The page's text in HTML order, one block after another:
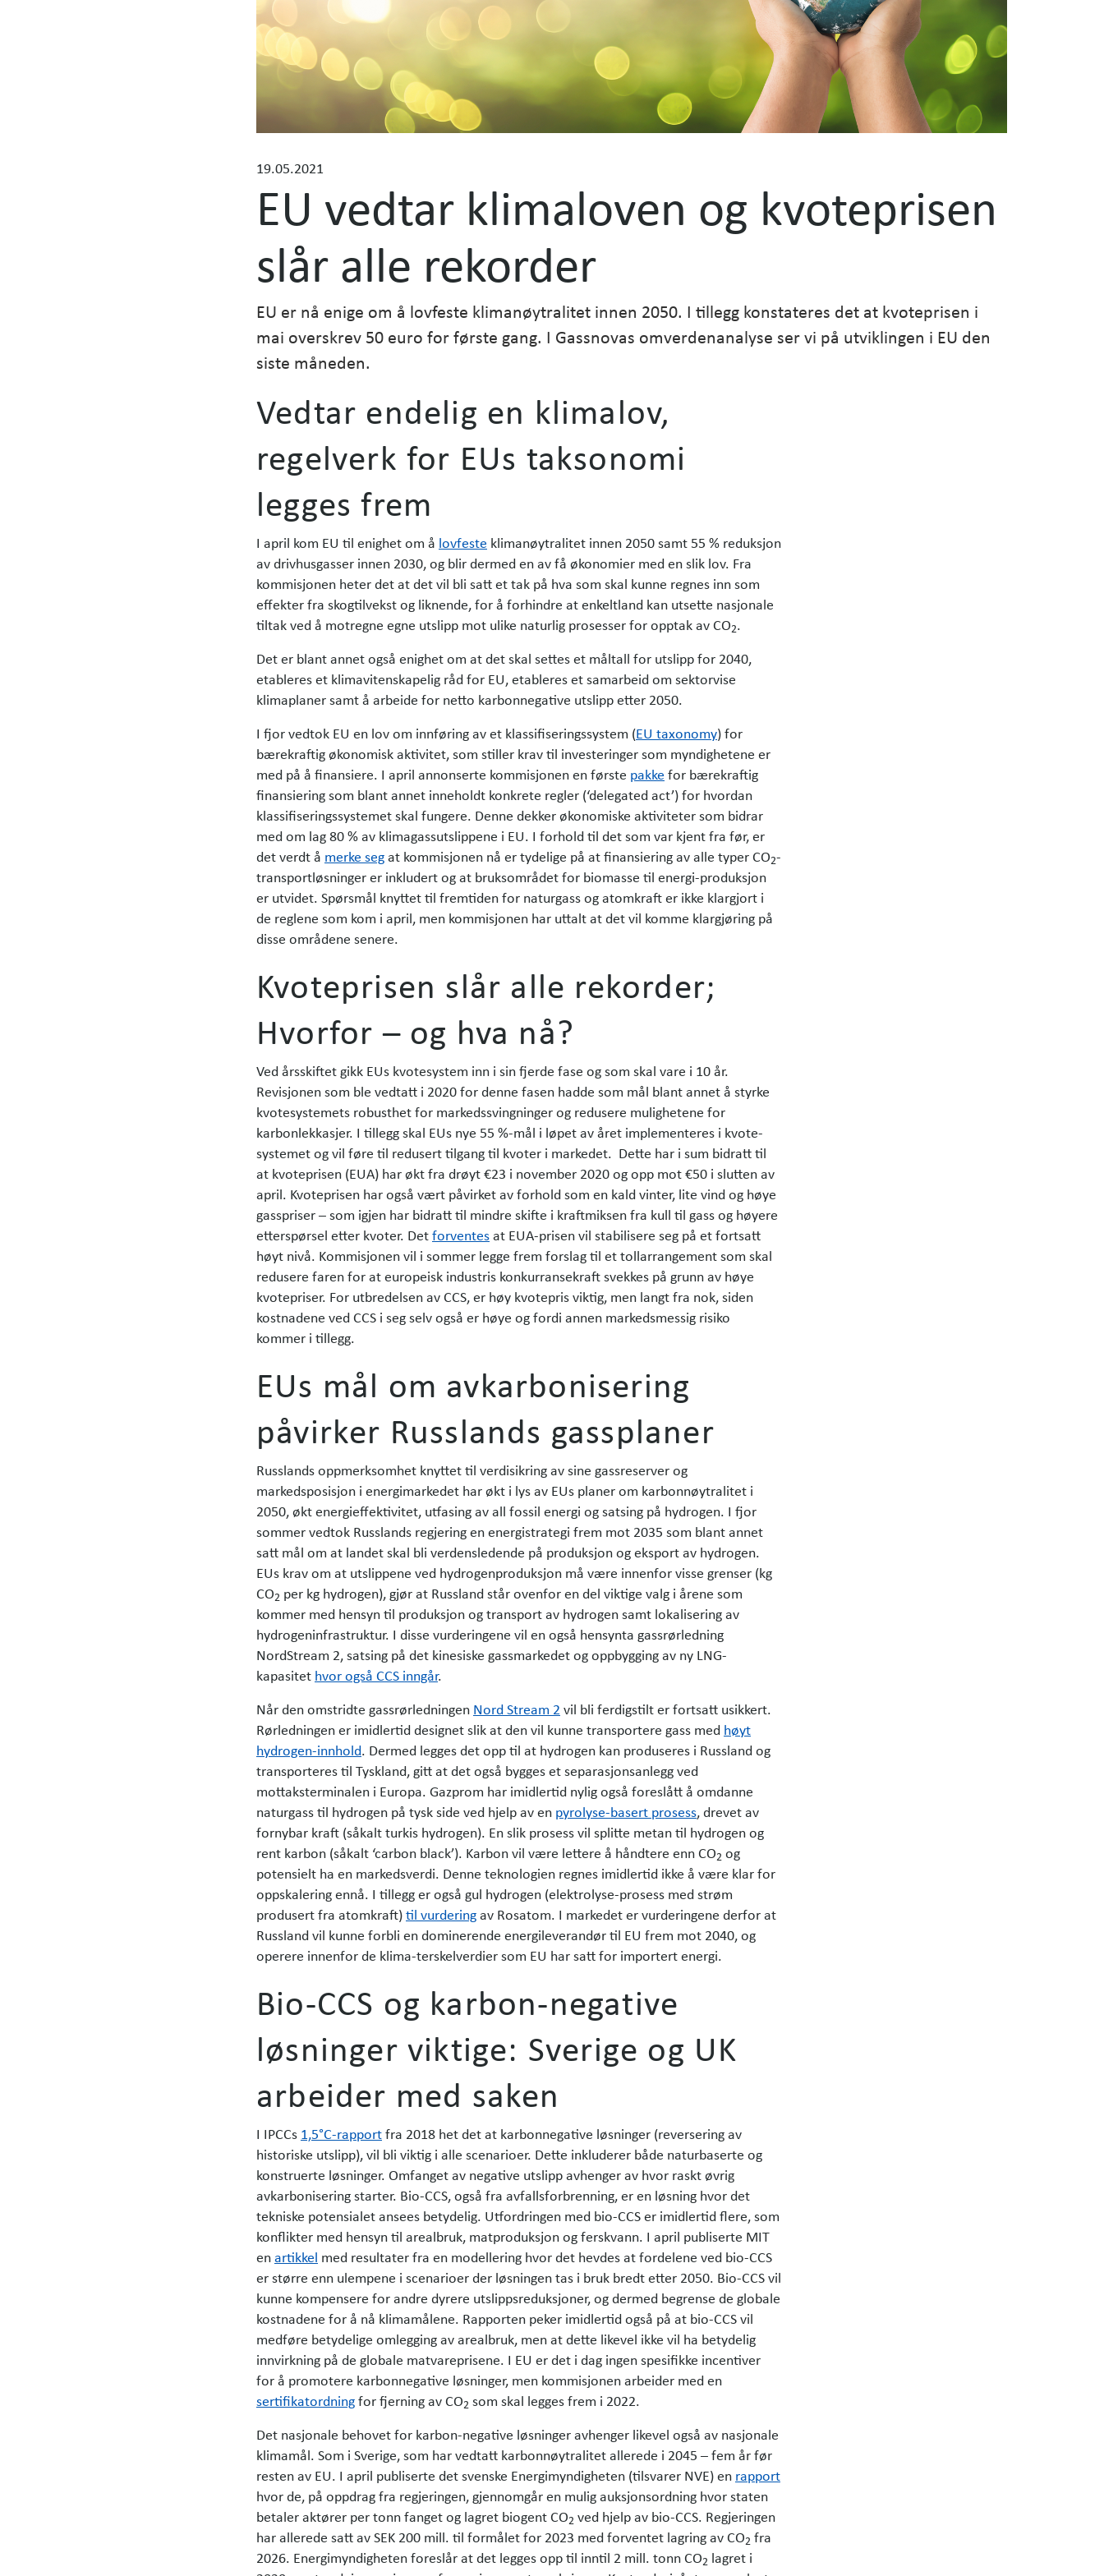
19.05.2021
EU vedtar klimaloven og kvoteprisen
slår alle rekorder
EU er nå enige om å lovfeste klimanøytralitet innen 2050. I tillegg konstateres det at kvoteprisen i
mai overskrev 50 euro for første gang. I Gassnovas omverdenanalyse ser vi på utviklingen i EU den
siste måneden.
Vedtar endelig en klimalov,
regelverk for EUs taksonomi
legges frem
I april kom EU til enighet om å lovfeste klimanøytralitet innen 2050 samt 55 % reduksjon
av drivhusgasser innen 2030, og blir dermed en av få økonomier med en slik lov. Fra
kommisjonen heter det at det vil bli satt et tak på hva som skal kunne regnes inn som
effekter fra skogtilvekst og liknende, for å forhindre at enkeltland kan utsette nasjonale
tiltak ved å motregne egne utslipp mot ulike naturlig prosesser for opptak av CO2.
Det er blant annet også enighet om at det skal settes et måltall for utslipp for 2040,
etableres et klimavitenskapelig råd for EU, etableres et samarbeid om sektorvise
klimaplaner samt å arbeide for netto karbonnegative utslipp etter 2050.
I fjor vedtok EU en lov om innføring av et klassifiseringssystem (EU taxonomy) for
bærekraftig økonomisk aktivitet, som stiller krav til investeringer som myndighetene er
med på å finansiere. I april annonserte kommisjonen en første pakke for bærekraftig
finansiering som blant annet inneholdt konkrete regler (‘delegated act’) for hvordan
klassifiseringssystemet skal fungere. Denne dekker økonomiske aktiviteter som bidrar
med om lag 80 % av klimagassutslippene i EU. I forhold til det som var kjent fra før, er
det verdt å merke segat kommisjonen nå er tydelige på at finansiering av alle typer CO2-
transportløsninger er inkludert og at bruksområdet for biomasse til energi-produksjon
er utvidet. Spørsmål knyttet til fremtiden for naturgass og atomkraft er ikke klargjort i
de reglene som kom i april, men kommisjonen har uttalt at det vil komme klargjøring på
disse områdene senere.
Kvoteprisen slår alle rekorder;
Hvorfor – og hva nå?
Ved årsskiftet gikk EUs kvotesystem inn i sin fjerde fase og som skal vare i 10 år.
Revisjonen som ble vedtatt i 2020 for denne fasen hadde som mål blant annet å styrke
kvotesystemets robusthet for markeds­svingninger og redusere mulighetene for
karbonlekkasjer. I tillegg skal EUs nye 55 %-mål i løpet av året implementeres i kvote­
systemet og vil føre til redusert tilgang til kvoter i markedet. Dette har i sum bidratt til
at kvote­prisen (EUA) har økt fra drøyt €23 i november 2020 og opp mot €50 i slutten av
april. Kvoteprisen har også vært påvirket av forhold som en kald vinter, lite vind og høye
gasspriser – som igjen har bidratt til mindre skifte i kraftmiksen fra kull til gass og høyere
etterspørsel etter kvoter. Detforventesat EUA-prisen vil stabilisere seg på et fortsatt
høyt nivå. Kommisjonen vil i sommer legge frem forslag til et tollarrangement som skal
redusere faren for at europeisk industris konkurransekraft svekkes på grunn av høye
kvotepriser. For utbredelsen av CCS, er høy kvotepris viktig, men langt fra nok, siden
kostnadene ved CCS i seg selv også er høye og fordi annen markedsmessig risiko
kommer i tillegg.
EUs mål om avkarbonisering
påvirker Russlands gassplaner
Russlands oppmerksomhet knyttet til verdisikring av sine gassreserver og
markedsposisjon i energimarkedet har økt i lys av EUs planer om karbonnøytralitet i
2050, økt energi­effektivitet, utfasing av all fossil energi og satsing på hydrogen. I fjor
sommer vedtok Russlands regjering en energi­strategi frem mot 2035 som blant annet
satt mål om at landet skal bli verdens­ledende på produksjon og eksport av hydrogen.
EUs krav om at utslippene ved hydrogenproduksjon må være innenfor visse ­grenser (kg
CO2 per kg hydrogen), gjør at Russland står ovenfor en del viktige valg i årene som
kommer med hensyn til produksjon og transport av hydrogen samt lokalisering av
hydrogen­infrastruktur. I disse vurderingene vil en også hensynta gassrør­ledning
NordStream 2, satsing på det kinesiske gassmarkedet og oppbygging av ny LNG-
kapasitet hvor også CCS inngår.
Når den omstridte gassrørledningen Nord Stream 2 vil bli ferdigstilt er fortsatt usikkert.
Rørledningen er imidlertid designet slik at den vil kunne transportere gass med høyt
hydrogen-innhold. Dermed legges det opp til at hydrogen kan produseres i Russland og
transporteres til Tyskland, gitt at det også bygges et separasjonsanlegg ved
mottaksterminalen i Europa. Gazprom har imidlertid nylig også foreslått å omdanne
naturgass til hydrogen på tysk side ved hjelp av en pyrolyse-basert prosess, drevet av
fornybar kraft (såkalt turkis hydrogen). En slik prosess vil splitte metan til hydrogen og
rent karbon (såkalt ‘carbon black’). Karbon vil være lettere å håndtere enn CO2 og
potensielt ha en markedsverdi. Denne teknologien regnes imidlertid ikke å være klar for
oppskalering ennå. I tillegg er også gul hydrogen (elektrolyse-prosess med strøm
produsert fra atom­kraft­)til vurderingav Rosatom. I markedet er vurderingene derfor at
Russland vil kunne forbli en dominerende energi­leverandør til EU frem mot 2040, og
operere innenfor de klima-terskelverdier som EU har satt for importert energi.
Bio-CCS og karbon-negative
løsninger viktige: Sverige og UK
arbeider med saken
I IPCCs 1,5°C-rapportfra 2018 het det at karbonnegative løsninger (reversering av
historiske utslipp), vil bli viktig i alle scenarioer. Dette inkluderer både naturbaserte og
konstruerte løsninger. Omfanget av negative utslipp avhenger av hvor raskt øvrig
avkarbonisering starter. Bio-CCS, også fra avfalls­forbrenning, er en løsning hvor det
tekniske potensialet ansees betydelig. Utfordringen med bio-CCS er imidlertid flere, som
konflikter med hensyn til arealbruk, mat­produksjon og ferskvann. I april publiserte MIT
enartikkel med resultater fra en modellering hvor det hevdes at fordelene ved bio-CCS
er større enn ulempene i scenarioer der løsningen tas i bruk bredt etter 2050. Bio-CCS vil
kunne kompensere for andre dyrere utslipps­reduksjoner, og dermed begrense de globale
kostnadene for å nå klimamålene. Rapporten peker imidlertid også på at bio-CCS vil
medføre betydelige omlegging av arealbruk, men at dette likevel ikke vil ha betydelig
innvirkning på de globale matvareprisene. I EU er det i dag ingen spesifikke incentiver
for å promotere karbonnegative løsninger, men kommisjonen arbeider med en
sertifikatordningfor fjerning av CO2 som skal legges frem i 2022.
Det nasjonale behovet for karbon-negative løsninger avhenger likevel også av nasjonale
klimamål. Som i Sverige, som har vedtatt karbonnøytralitet allerede i 2045 – fem år før
resten av EU. I april publiserte det svenske Energimyndigheten (tilsvarer NVE) en rapport
hvor de, på oppdrag fra regjeringen, gjennomgår en mulig auksjonsordning hvor staten
betaler aktører per tonn fanget og lagret biogent CO2 ved hjelp av bio-CCS. Regjeringen
har allerede satt av SEK 200 mill. til formålet for 2023 med forventet lagring av CO2 fra
2026. Energimyndigheten foreslår at det legges opp til inntil 2 mill. tonn CO2 lagret i